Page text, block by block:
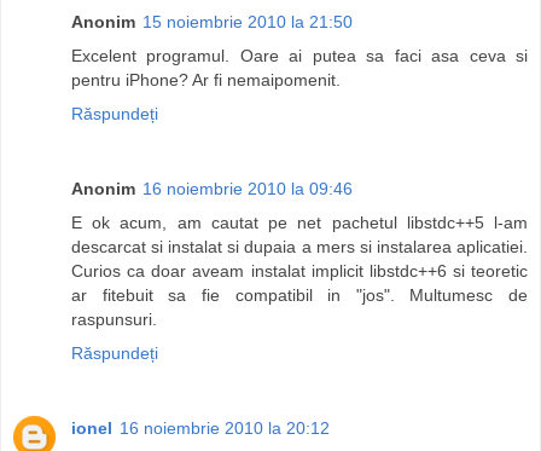
Anonim 15 noiembrie 2010 la 21:50
Excelent programul. Oare ai putea sa faci asa ceva si
pentru iPhone? Ar fi nemaipomenit.
Răspundeți
Anonim 16 noiembrie 2010 la 09:46
E ok acum, am cautat pe net pachetul libstdc++5 l-am
descarcat si instalat si dupaia a mers si instalarea aplicatiei.
Curios ca doar aveam instalat implicit libstdc++6 si teoretic
ar fitebuit sa fie compatibil in "jos". Multumesc de
raspunsuri.
Răspundeți
ionel 16 noiembrie 2010 la 20:12